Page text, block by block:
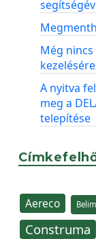
Még
A nyitva
meg a
telepítése
Aereco
Construma